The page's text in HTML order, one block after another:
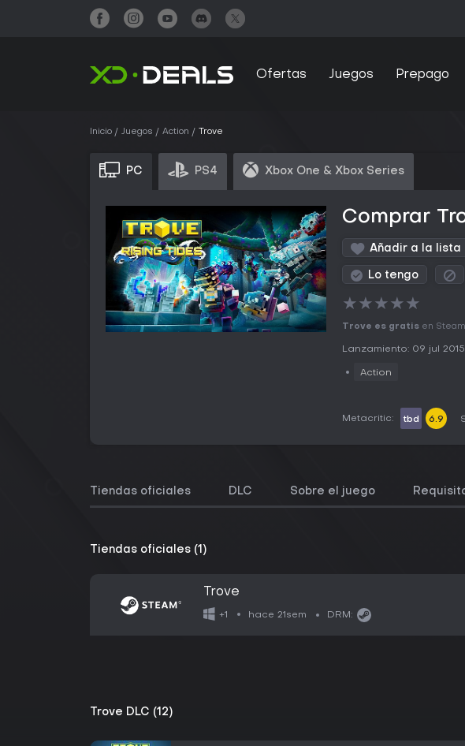
Ofertas Juegos Prepago
Inicio Juegos Action Trove
PC PS4 Xbox One & Xbox Series
Comprar
Añadir a la lista
Lo tengo
★★★★★
Trove es gratis en
Lanzamiento: 09 jul 2015
Action
Metacritic: tbd 6.9
Tiendas oficiales DLC Sobre el juego
Tiendas oficiales (1)
Trove
+1 hace 21sem DRM:
Trove DLC (12)